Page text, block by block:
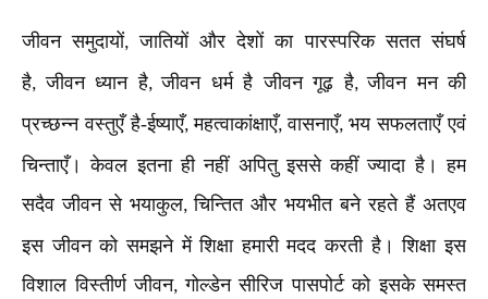
जीवन समुदायों,जातियों और देशों का पारस्परिक सतत संघर्ष
है,जीवन ध्यान है,जीवन धर्म है जीवन गूढ़ है,जीवन मन की
प्रच्छन्न वस्तुएँ है-ईष्याएँ,महत्वाकांक्षाएँ,वासनाएँ, भय सफलताएँ एवं
चिन्ताएँ। केवल इतना ही नहीं अपितु इससे कहीं ज्यादा है। हम
सदैव जीवन से भयाकुल,चिन्तित और भयभीत बने रहते हैं अतएव
इस जीवन को समझने में शिक्षा हमारी मदद करती है। शिक्षा इस
विशाल विस्तीर्ण जीवन,गोल्डेन सीरिज पासपोर्ट को इसके समस्त